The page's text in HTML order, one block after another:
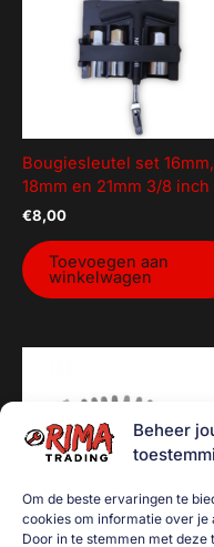
Beheer
Om de beste ervaringen te
cookies om informatie over je
Door in te stemmen met
Bougiesleutel set 16mm,
18mm en 21mm 3/8 inch
€8,00
Toevoegen aan
winkelwagen